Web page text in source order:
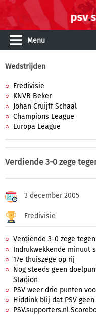
Menu
Wedstrijden
Eredivisie
KNVB Beker
Johan Cruijff Schaal
Champions League
Europa League
Verdiende 3-0 zege
3 december 2005
Eredivisie
Verdiende 3-0 zege tegen
Indrukwekkende minuut
17e thuiszege op rij
Nog steeds geen
Stadion
PSV weer drie punten
Hiddink blij dat PSV
PSV.supporters.nl